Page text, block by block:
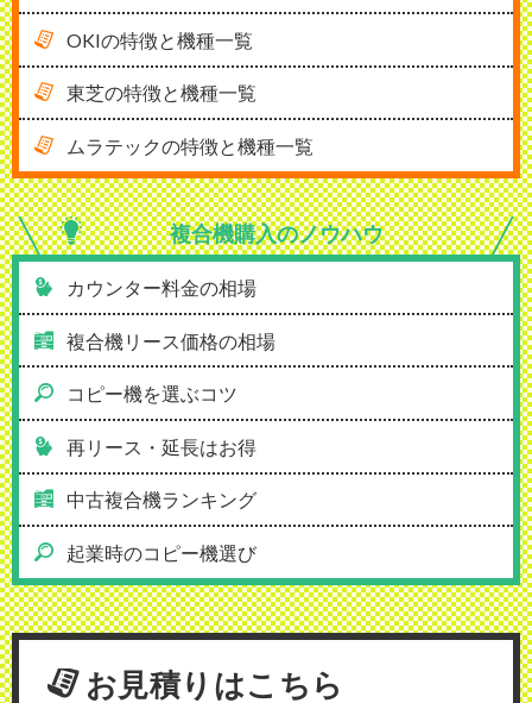
OKIの特徴と機種一覧
東芝の特徴と機種一覧
ムラテックの特徴と機種一覧
複合機購入のノウハウ
カウンター料金の相場
複合機リース価格の相場
コピー機を選ぶコツ
再リース・延長はお得
中古複合機ランキング
起業時のコピー機選び
お見積りはこちら